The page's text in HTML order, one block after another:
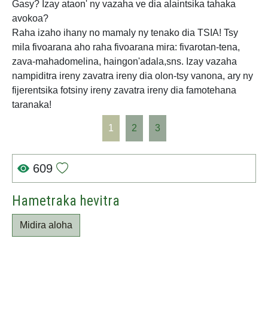
Gasy? Izay ataon' ny vazaha ve dia alaintsika tahaka
avokoa?
Raha izaho ihany no mamaly ny tenako dia TSIA! Tsy
mila fivoarana aho raha fivoarana mira: fivarotan-tena,
zava-mahadomelina, haingon'adala,sns. Izay vazaha
nampiditra ireny zavatra ireny dia olon-tsy vanona, ary ny
fijerentsika fotsiny ireny zavatra ireny dia famotehana
taranaka!
1 2 3
609
Hametraka hevitra
Midira aloha